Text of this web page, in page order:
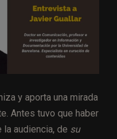
y aporta una mirada
Antes tuvo que haber
audiencia, de su